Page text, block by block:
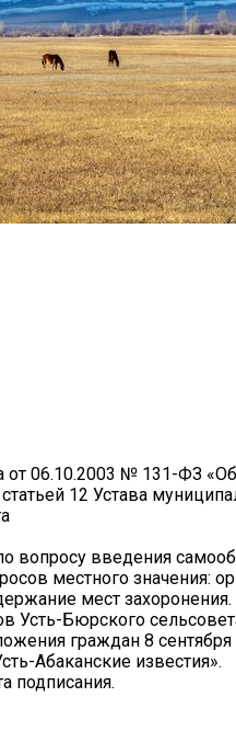
от 06.10.2003 № 131-ФЗ
12 Устава
вопросу введения
местного значения:
мест захоронения.
Усть-Бюрского
граждан 8 сентября
Абаканские известия».
подписания.